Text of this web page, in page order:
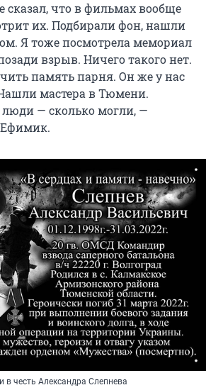
что в фильмах вообще
их. Подбирали фон, нашли
Я тоже посмотрела мемориал
взрыв. Ничего такого нет.
память парня. Он же у нас
мастера в Тюмени.
— сколько могли, —
Ефимик.
в честь Александра Слепнева